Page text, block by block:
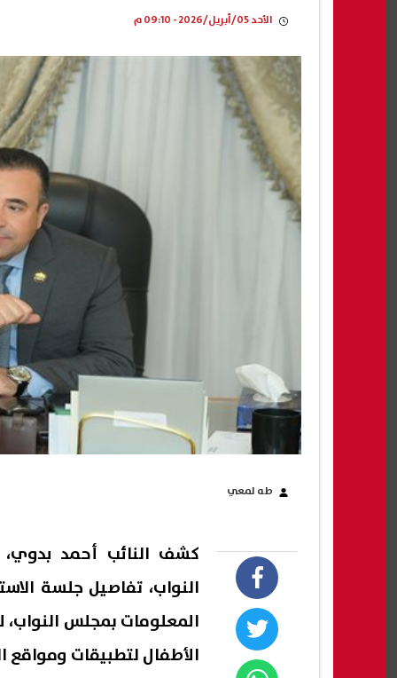
الأحد 05/أبريل/2026 - 09:10 م
طه لمعي
كشف النائب أحمد بدوي،
النواب، تفاصيل جلسة
المعلومات بمجلس
الأطفال لتطبيقات